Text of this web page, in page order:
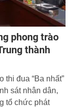
phong trào
thành
đua “Ba nhất”
sát nhân dân,
tổ chức phát